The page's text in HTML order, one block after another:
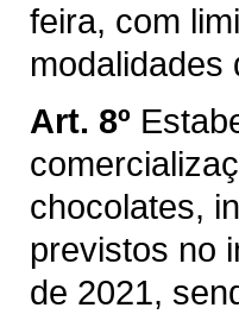
feira, com
modalidades
Art. 8º
chocolates,
previstos no
de 2021,